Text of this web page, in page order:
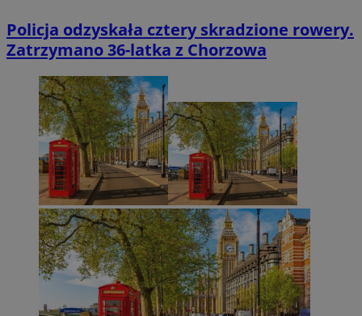
Policja odzyskała cztery skradzione rowery.
Zatrzymano 36-latka z Chorzowa